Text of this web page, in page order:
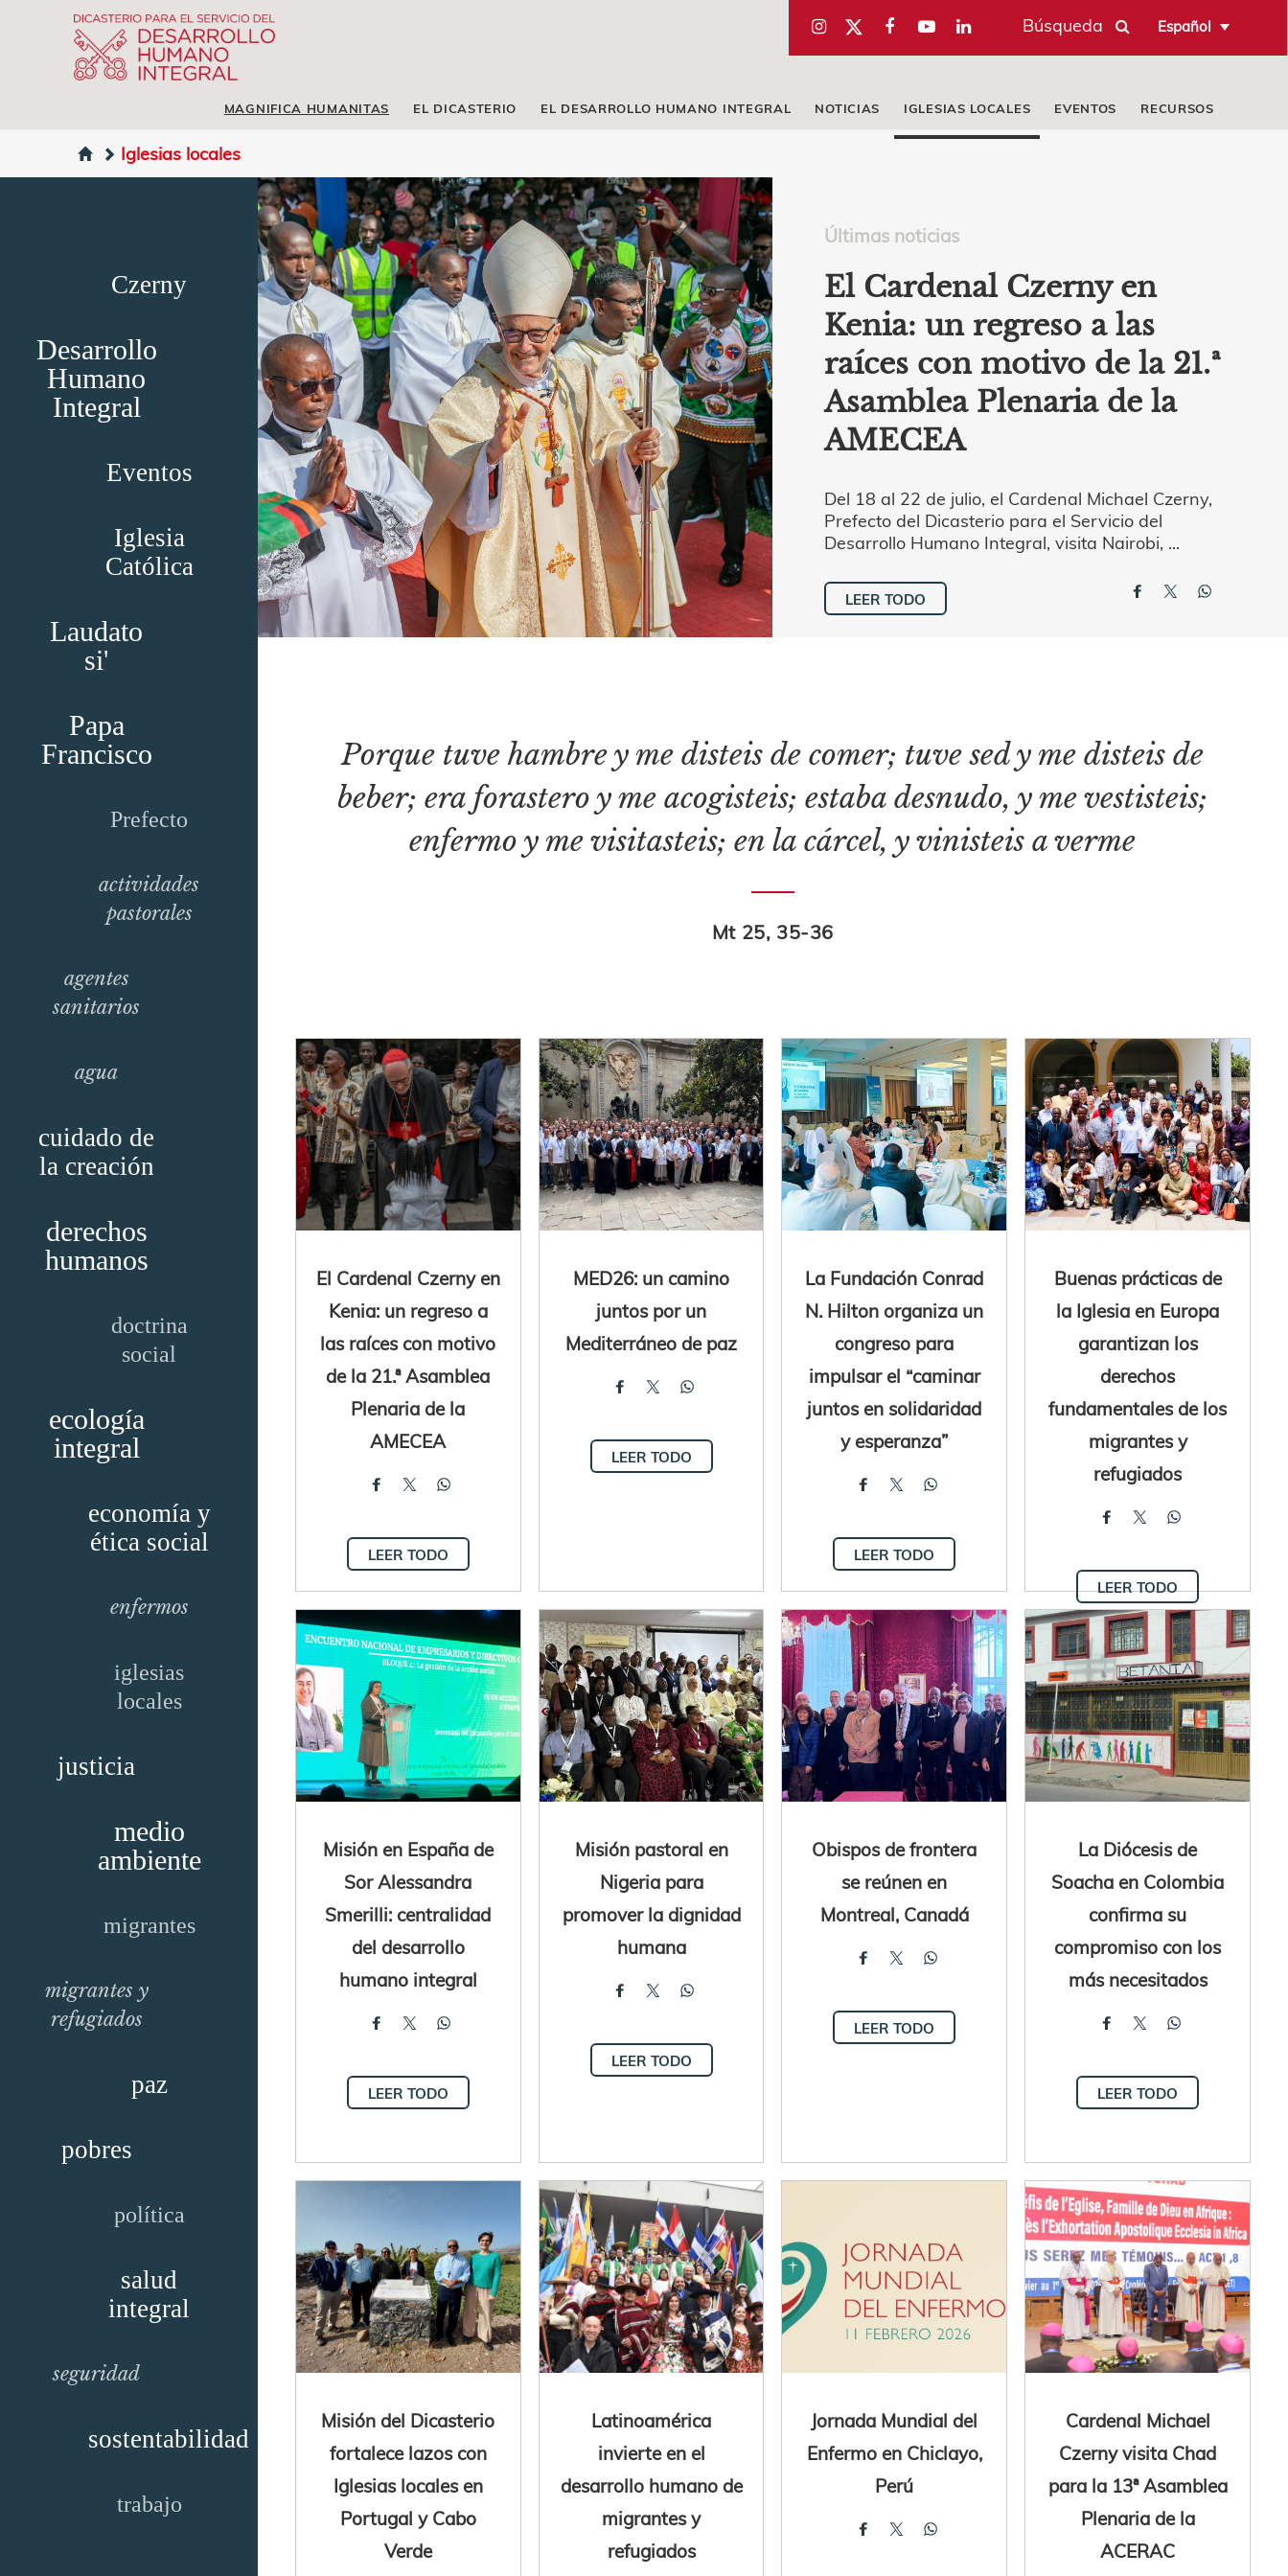
Búsqueda Español
MAGNIFICA HUMANITAS EL DICASTERIO EL DESARROLLO HUMANO INTEGRAL NOTICIAS IGLESIAS LOCALES EVENTOS RECURSOS
Iglesias locales
Czerny
Desarrollo
Humano
Integral
Eventos
Iglesia
Católica
Laudato
si'
Papa
Francisco
Prefecto
actividades
pastorales
agentes
sanitarios
agua
cuidado de
la creación
derechos
humanos
doctrina
social
ecología
integral
economía y
ética social
enfermos
iglesias
locales
justicia
medio
ambiente
migrantes
migrantes y
refugiados
paz
pobres
política
salud
integral
seguridad
sostentabilidad
trabajo
Últimas noticias
El Cardenal Czerny en
Kenia: un regreso a las
raíces con motivo de la 21.ª
Asamblea Plenaria de la
AMECEA
Del 18 al 22 de julio, el Cardenal Michael Czerny,
Prefecto del Dicasterio para el Servicio del
Desarrollo Humano Integral, visita Nairobi, ...
LEER TODO
Porque tuve hambre y me disteis de comer; tuve sed y me disteis de
beber; era forastero y me acogisteis; estaba desnudo, y me vestisteis;
enfermo y me visitasteis; en la cárcel, y vinisteis a verme
Mt 25, 35-36
El Cardenal Czerny en
Kenia: un regreso a
las raíces con motivo
de la 21.ª Asamblea
Plenaria de la
AMECEA
LEER TODO
MED26: un camino
juntos por un
Mediterráneo de paz
LEER TODO
La Fundación Conrad
N. Hilton organiza un
congreso para
impulsar el “caminar
juntos en solidaridad
y esperanza”
LEER TODO
Buenas prácticas de
la Iglesia en Europa
garantizan los
derechos
fundamentales de los
migrantes y
refugiados
LEER TODO
Misión en España de
Sor Alessandra
Smerilli: centralidad
del desarrollo
humano integral
LEER TODO
Misión pastoral en
Nigeria para
promover la dignidad
humana
LEER TODO
Obispos de frontera
se reúnen en
Montreal, Canadá
LEER TODO
La Diócesis de
Soacha en Colombia
confirma su
compromiso con los
más necesitados
LEER TODO
Misión del Dicasterio
fortalece lazos con
Iglesias locales en
Portugal y Cabo
Verde
Latinoamérica
invierte en el
desarrollo humano de
migrantes y
refugiados
Jornada Mundial del
Enfermo en Chiclayo,
Perú
Cardenal Michael
Czerny visita Chad
para la 13ª Asamblea
Plenaria de la
ACERAC